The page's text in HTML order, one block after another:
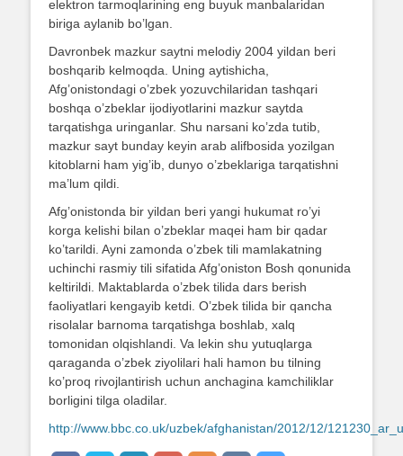
elektron tarmoqlarining eng buyuk manbalaridan
biriga aylanib bo’lgan.
Davronbek mazkur saytni melodiy 2004 yildan beri
boshqarib kelmoqda. Uning aytishicha,
Afg’onistondagi o’zbek yozuvchilaridan tashqari
boshqa o’zbeklar ijodiyotlarini mazkur saytda
tarqatishga uringanlar. Shu narsani ko’zda tutib,
mazkur sayt bunday keyin arab alifbosida yozilgan
kitoblarni ham yig’ib, dunyo o’zbeklariga tarqatishni
ma’lum qildi.
Afg’onistonda bir yildan beri yangi hukumat ro’yi
korga kelishi bilan o’zbeklar maqei ham bir qadar
ko’tarildi. Ayni zamonda o’zbek tili mamlakatning
uchinchi rasmiy tili sifatida Afg’oniston Bosh qonunida
keltirildi. Maktablarda o’zbek tilida dars berish
faoliyatlari kengayib ketdi. O’zbek tilida bir qancha
risolalar barnoma tarqatishga boshlab, xalq
tomonidan olqishlandi. Va lekin shu yutuqlarga
qaraganda o’zbek ziyolilari hali hamon bu tilning
ko’proq rivojlantirish uchun anchagina kamchiliklar
borligini tilga oladilar.
http://www.bbc.co.uk/uzbek/afghanistan/2012/12/